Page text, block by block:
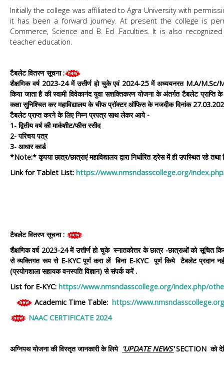
Initially the college was affiliated to Agra University with
it has been a forward journey. At present the college is
Commerce, Science and B. Ed .Faculties. It is also
teacher education.
टैबलेट वितरण सूचना :
शैक्षणिक वर्ष 2023-24 में उत्तीर्ण हो चुके एवं 2024-25 में अध्ययनरत M.A/
किया जाता है की स्वामी विवेकानंद युवा सशक्तिकरण योजना के अंतर्गत टैबलेट प्राप्ति
कक्षा सुनिश्चित कर महाविद्यालय के चीफ प्रॉक्टर ऑफिस के नजदीक दिनांक
टैबलेट प्राप्त करने के लिए निम्न प्रपत्र साथ लेकर आये -
1- द्वितीय वर्ष की मार्कशीट/फीस रसीद
2- परिचय पत्र
3- आधार कार्ड
*Note:* कृपया छात्र/छात्राएं महाविद्यालय द्वारा निर्धारित ड्रेस में ही उपस्थित रहे
Link for Tablet List: https://www.nmsndasscollege.org/
टैबलेट वितरण सूचना :
शैक्षणिक वर्ष 2023-24 में उत्तीर्ण हो चुके स्नातकोत्तर के छात्र -छात्राओं को सूचित
से व्यक्तिगत रूप से E-KYC पूर्ण करा लें बिना E-KYC पूर्ण किये टैबलेट प्रदान
(प्रयोगशाला सहायक वनस्पति विज्ञान) से संपर्क करें .
List for E-KYC: https://www.nmsndasscollege.org/index.php/
Academic Time Table: https://
NAAC CERTIFICATE 2024
अग्निपथ योजना की विस्तृत जानकारी के लिये 'UPDATE NEWS'SECTION को